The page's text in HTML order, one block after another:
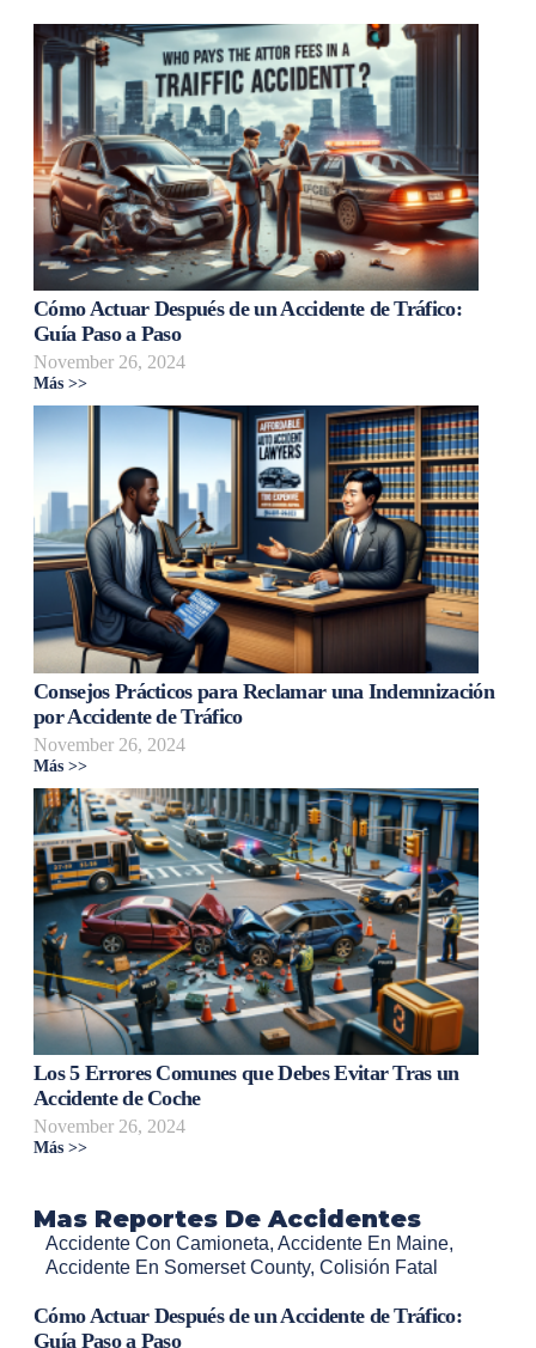
Cómo Actuar Después de un Accidente de Tráfico:
Guía Paso a Paso
November 26, 2024
Más >>
Consejos Prácticos para Reclamar una Indemnización
por Accidente de Tráfico
November 26, 2024
Más >>
Los 5 Errores Comunes que Debes Evitar Tras un
Accidente de Coche
November 26, 2024
Más >>
Mas Reportes De Accidentes
Accidente Con Camioneta, Accidente En Maine,
Accidente En Somerset County, Colisión Fatal
Cómo Actuar Después de un Accidente de Tráfico:
Guía Paso a Paso